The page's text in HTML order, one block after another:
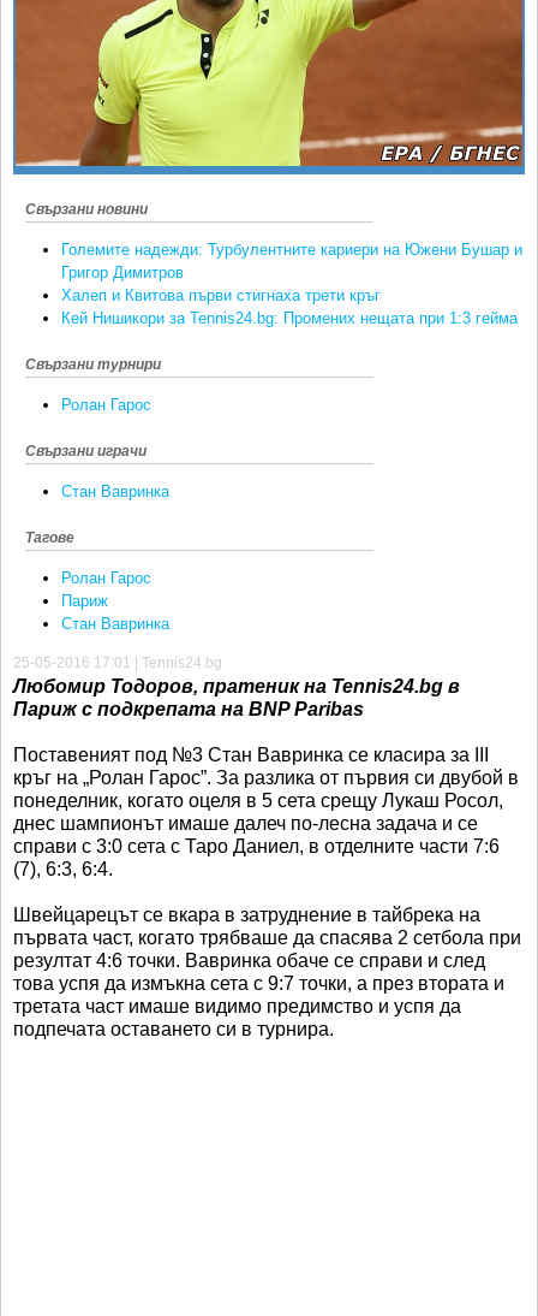
КЛУБОВЕ
ВИДЕО
ЖЪЛТО
РАКЕТНИ
Спорт&Фитнес
Любители
Свързани новини
Големите надежди: Турбулентните кариери на Южени Бушар и
Григор Димитров
Халеп и Квитова първи стигнаха трети кръг
Кей Нишикори за Tennis24.bg: Промених нещата при 1:3 гейма
Свързани турнири
Ролан Гарос
Свързани играчи
Стан Вавринка
Тагове
Ролан Гарос
Париж
Стан Вавринка
25-05-2016 17:01 | Tennis24.bg
Любомир Тодоров, пратеник на Tennis24.bg в
Париж с подкрепата на BNP Paribas
Поставеният под №3 Стан Вавринка се класира за III
кръг на „Ролан Гарос”. За разлика от първия си двубой в
понеделник, когато оцеля в 5 сета срещу Лукаш Росол,
днес шампионът имаше далеч по-лесна задача и се
справи с 3:0 сета с Таро Даниел, в отделните части 7:6
(7), 6:3, 6:4.
Швейцарецът се вкара в затруднение в тайбрека на
първата част, когато трябваше да спасява 2 сетбола при
резултат 4:6 точки. Вавринка обаче се справи и след
това успя да измъкна сета с 9:7 точки, а през втората и
третата част имаше видимо предимство и успя да
подпечата оставането си в турнира.